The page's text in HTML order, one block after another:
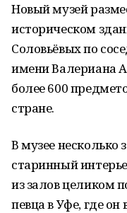
Новый музей
историческом
Соловьёвых по
имени Валериана
более 600
стране.
В музее несколько
старинный
из залов целиком
певца в Уфе, где